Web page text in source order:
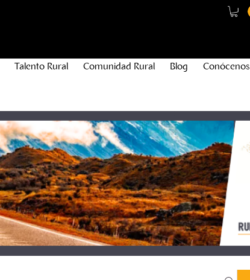
Talento Rural Comunidad Rural Blog Conócenos